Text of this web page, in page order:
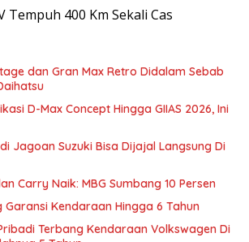
Tempuh 400 Km Sekali Cas
dan Gran Max Retro Didalam Sebab
D-Max Concept Hingga GIIAS 2026, Ini
Jagoan Suzuki Bisa Dijajal Langsung Di
Carry Naik: MBG Sumbang 10 Persen
Kendaraan Hingga 6 Tahun
Terbang Kendaraan Volkswagen Di